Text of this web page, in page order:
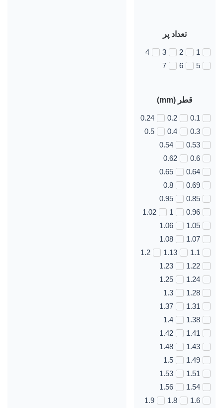
تعداد پر
1
2
3
4
5
6
7
قطر (mm)
0.1
0.2
0.24
0.3
0.4
0.5
0.53
0.54
0.6
0.62
0.64
0.65
0.69
0.8
0.85
0.95
0.96
1
1.02
1.05
1.06
1.07
1.08
1.1
1.13
1.2
1.22
1.23
1.24
1.25
1.28
1.3
1.31
1.37
1.38
1.4
1.41
1.42
1.43
1.48
1.49
1.5
1.51
1.53
1.54
1.56
1.6
1.8
1.9